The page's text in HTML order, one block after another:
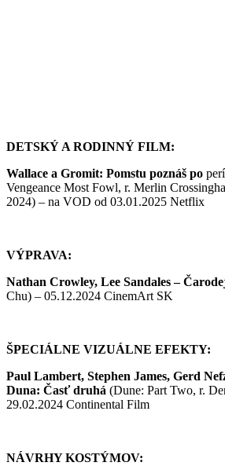
DETSKÝ A RODINNÝ FILM:
Wallace a Gromit: Pomstu poznáš po
Vengeance Most Fowl, r. Merlin
2024) – na VOD od 03.01.2025 Netflix
VÝPRAVA:
Nathan Crowley, Lee Sandales –
Chu) – 05.12.2024 CinemArt SK
ŠPECIÁLNE VIZUÁLNE EFEKTY:
Paul Lambert, Stephen James, Gerd
Duna: Časť druhá (Dune: Part Two, r.
29.02.2024 Continental Film
NÁVRHY KOSTÝMOV: